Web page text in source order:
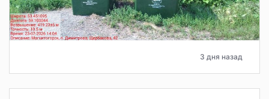
3 дня назад